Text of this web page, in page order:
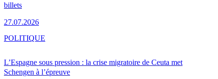
billets
27.07.2026
L’Espagne sous pression : la crise migratoire de Ceuta met
Schengen à l’épreuve
POLITIQUE